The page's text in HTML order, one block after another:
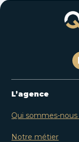
L’agence
Qui sommes-nous
Notre métier